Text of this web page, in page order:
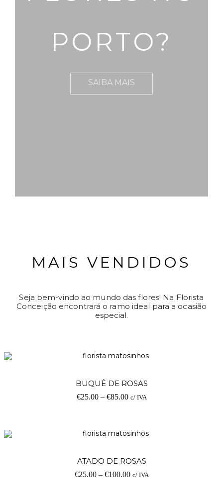
VAZIO!
PORTO?
SAIBA MAIS
MAIS VENDIDOS
Seja bem-vindo ao mundo das flores! Na Florista
Conceição encontrará o ramo ideal para a ocasião
especial.
BUQUÊ DE ROSAS
€25.00– €85.00 c/ IVA
ATADO DE ROSAS
€25.00– €100.00 c/ IVA